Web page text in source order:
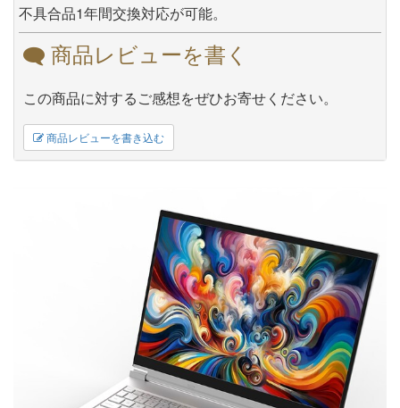
不具合品1年間交換対応が可能。
商品レビューを書く
この商品に対するご感想をぜひお寄せください。
商品レビューを書き込む